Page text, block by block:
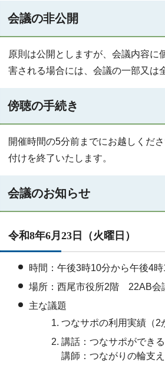
会議の非公開
原則は公開としますが、会議内容に
害される場合には、会議の一部又は
傍聴の手続き
開催時間の5分前までにお越しくだ
付けを終了いたします。
会議のお知らせ
令和8年6月23日（火曜日）
時間：午後3時10分から午後4時
場所：西尾市役所2階 22AB会
主な議題
つなサポの利用実績（2
講話：つなサポができ
講師：つながりの輪支